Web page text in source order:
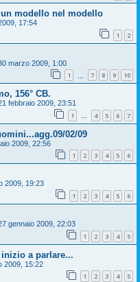
un modello nel modello
17:54
1 2
marzo 2009, 1:00
1 7 8 9 10
156° CB.
febbraio 2009, 23:51
1 … 4 5 6 7
02/09
2009, 22:56
1 2 3 4 5 6
2009, 19:23
1 2 3 4 5 6
gennaio 2009, 22:03
1 2 3 4 5
a parlare...
2009, 15:22
1 2 3 4 5